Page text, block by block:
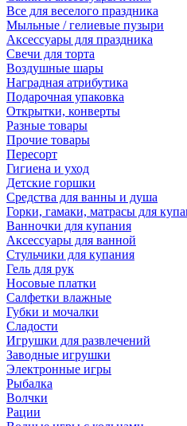
Все для веселого праздника
Мыльные / гелиевые пузыри
Аксессуары для праздника
Свечи для торта
Воздушные шары
Наградная атрибутика
Подарочная упаковка
Открытки, конверты
Разные товары
Прочие товары
Пересорт
Гигиена и уход
Детские горшки
Средства для ванны и душа
Горки, гамаки, матрасы для
Ванночки для купания
Аксессуары для ванной
Стульчики для купания
Гель для рук
Носовые платки
Салфетки влажные
Губки и мочалки
Сладости
Игрушки для развлечений
Заводные игрушки
Электронные игры
Рыбалка
Волчки
Рации